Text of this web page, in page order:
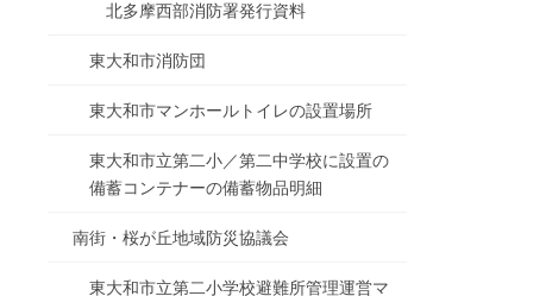
北多摩西部消防署発行資料
東大和市消防団
東大和市マンホールトイレの設置場所
東大和市立第二小／第二中学校に設置の
備蓄コンテナーの備蓄物品明細
南街・桜が丘地域防災協議会
東大和市立第二小学校避難所管理運営マ